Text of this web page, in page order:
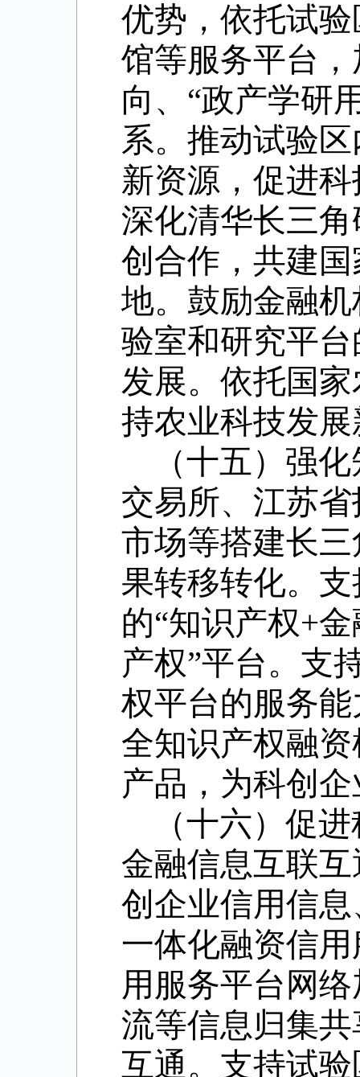
优势，依托试
馆等服务平台
向、 “政产学研
系。推动试验
新资源，促进
深化清华长三
创合作，共建
地。鼓励金融
验室和研究平
发展。依托国
持农业科技发
（十五）强
交易所、江苏
市场等搭建长
果转移转化。
的“知识产权+金
产权”平台。支
权平台的服务
全知识产权融
产品，为科创
（十六）促
金融信息互联
创企业信用信
一体化融资信
用服务平台网
流等信息归集
互通。支持试